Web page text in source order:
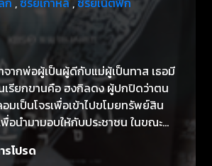
ากพ่อผู้เป็นผู้ดีกับแม่ผู้เป็นทาส เธอมี
รียกขานคือ ฮงกิลดง ผู้ปกปิดว่าตน
มเป็นโจรเพื่อเข้าไปขโมยทรัพย์สิน
อนำมามอบให้กับประชาชน ในขณะ
วลืออื้อฉาวเกี่ยวกับเธอถูกลือลั่นไปทั่ว
รโปรด